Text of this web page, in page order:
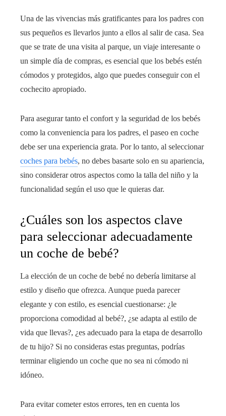
Una de las vivencias más gratificantes para los padres con
sus pequeños es llevarlos junto a ellos al salir de casa. Sea
que se trate de una visita al parque, un viaje interesante o
un simple día de compras, es esencial que los bebés estén
cómodos y protegidos, algo que puedes conseguir con el
cochecito apropiado.
Para asegurar tanto el confort y la seguridad de los bebés
como la conveniencia para los padres, el paseo en coche
debe ser una experiencia grata. Por lo tanto, al seleccionar
coches para bebés, no debes basarte solo en su apariencia,
sino considerar otros aspectos como la talla del niño y la
funcionalidad según el uso que le quieras dar.
¿Cuáles son los aspectos clave
para seleccionar adecuadamente
un coche de bebé?
La elección de un coche de bebé no debería limitarse al
estilo y diseño que ofrezca. Aunque pueda parecer
elegante y con estilo, es esencial cuestionarse: ¿le
proporciona comodidad al bebé?, ¿se adapta al estilo de
vida que llevas?, ¿es adecuado para la etapa de desarrollo
de tu hijo? Si no consideras estas preguntas, podrías
terminar eligiendo un coche que no sea ni cómodo ni
idóneo.
Para evitar cometer estos errores, ten en cuenta los